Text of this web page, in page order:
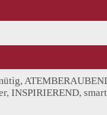
INSPIRIEREND,